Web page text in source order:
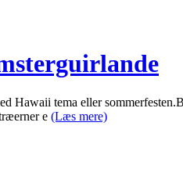
Hawaii tema eller
e (Læs mere)